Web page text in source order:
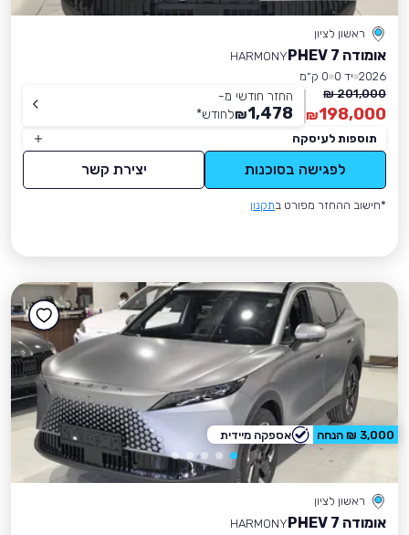
ראשון לציון
אומודה 7 PHEV
HARMONY
2026 יד 0
0 ק״מ
201,000 ₪
198,000
₪
החזר חודשי מ-
1,478
₪לחודש*
תוספות לעיסקה
לפגישה בסוכנות יצירת קשר
*חישוב ההחזר מפורט בתקנון
ראשון לציון
אומודה 7 PHEV
HARMONY
3,000 ₪ הנחה אספקה מיידית